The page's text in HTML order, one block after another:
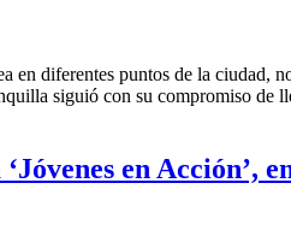
en diferentes puntos de la
siguió con su compromiso de
en Acción’,